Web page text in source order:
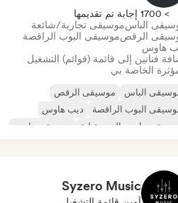
> 1700 إجابة تم تقديمها
الباسموسيقى تجارية/شائعة
الرقصموسيقى البوب الراقصة
هاوس
فنانين إلى قائمة (قوائم) التشغيل
الخاصة بي
الباس
موسيقى الرقص
البوب الراقصة
ديب هاوس
موسيقى هاوس المستقبلية
موسيقى هاوس
Syzero Music